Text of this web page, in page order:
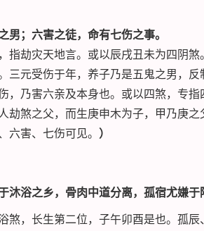
男；六害之徒，命有七伤之事。
指劫灾天地言。或以辰戌丑未为四阴
三元受伤于年，养子乃是五鬼之男，
，乃害六亲及本身也。或以四煞，专
劫煞之父，而生庚申木为子，甲乃庚
六害、七伤可见。 ）
沐浴之乡，骨肉中道分离，孤宿尤嫌于
煞，长生第二位，子午卯酉是也。孤